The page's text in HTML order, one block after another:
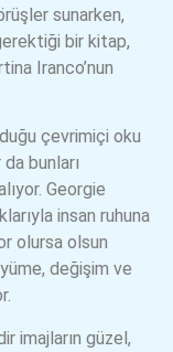
sunarken,
bir kitap,
Iranco’nun
çevrimiçi oku
bunları
Georgie
insan ruhuna
olursa olsun
değişim ve
imajların güzel,